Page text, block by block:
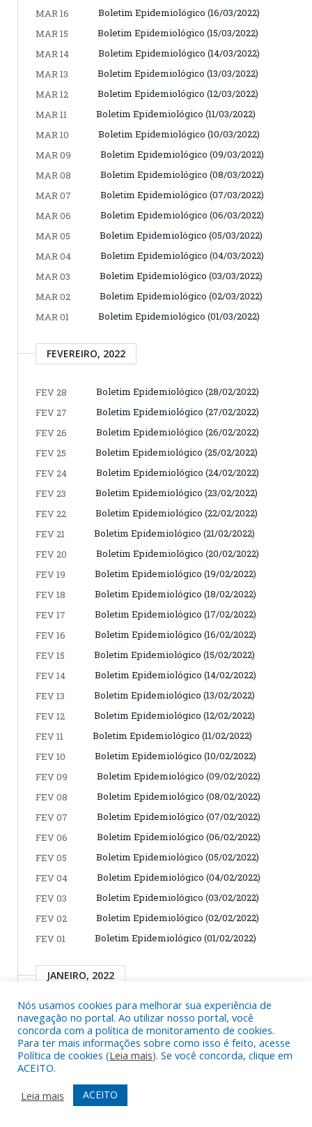
MAR 16
Boletim Epidemiológico (16/03/2022)
MAR 15
Boletim Epidemiológico (15/03/2022)
MAR 14
Boletim Epidemiológico (14/03/2022)
MAR 13
Boletim Epidemiológico (13/03/2022)
MAR 12
Boletim Epidemiológico (12/03/2022)
MAR 11
Boletim Epidemiológico (11/03/2022)
MAR 10
Boletim Epidemiológico (10/03/2022)
MAR 09
Boletim Epidemiológico (09/03/2022)
MAR 08
Boletim Epidemiológico (08/03/2022)
MAR 07
Boletim Epidemiológico (07/03/2022)
MAR 06
Boletim Epidemiológico (06/03/2022)
MAR 05
Boletim Epidemiológico (05/03/2022)
MAR 04
Boletim Epidemiológico (04/03/2022)
MAR 03
Boletim Epidemiológico (03/03/2022)
MAR 02
Boletim Epidemiológico (02/03/2022)
MAR 01
Boletim Epidemiológico (01/03/2022)
FEVEREIRO, 2022
FEV 28
Boletim Epidemiológico (28/02/2022)
FEV 27
Boletim Epidemiológico (27/02/2022)
FEV 26
Boletim Epidemiológico (26/02/2022)
FEV 25
Boletim Epidemiológico (25/02/2022)
FEV 24
Boletim Epidemiológico (24/02/2022)
FEV 23
Boletim Epidemiológico (23/02/2022)
FEV 22
Boletim Epidemiológico (22/02/2022)
FEV 21
Boletim Epidemiológico (21/02/2022)
FEV 20
Boletim Epidemiológico (20/02/2022)
FEV 19
Boletim Epidemiológico (19/02/2022)
FEV 18
Boletim Epidemiológico (18/02/2022)
FEV 17
Boletim Epidemiológico (17/02/2022)
FEV 16
Boletim Epidemiológico (16/02/2022)
FEV 15
Boletim Epidemiológico (15/02/2022)
FEV 14
Boletim Epidemiológico (14/02/2022)
FEV 13
Boletim Epidemiológico (13/02/2022)
FEV 12
Boletim Epidemiológico (12/02/2022)
FEV 11
Boletim Epidemiológico (11/02/2022)
FEV 10
Boletim Epidemiológico (10/02/2022)
FEV 09
Boletim Epidemiológico (09/02/2022)
FEV 08
Boletim Epidemiológico (08/02/2022)
FEV 07
Boletim Epidemiológico (07/02/2022)
FEV 06
Boletim Epidemiológico (06/02/2022)
FEV 05
Boletim Epidemiológico (05/02/2022)
FEV 04
Boletim Epidemiológico (04/02/2022)
FEV 03
Boletim Epidemiológico (03/02/2022)
FEV 02
Boletim Epidemiológico (02/02/2022)
FEV 01
Boletim Epidemiológico (01/02/2022)
JANEIRO, 2022
JAN 31
Boletim Epidemiológico (31/01/2022)
JAN 30
Boletim Epidemiológico (30/01/2022)
JAN 29
Boletim Epidemiológico (29/01/2022)
JAN 28
JAN 27
Boletim Epidemiológico (27/01/2022)
Nós usamos cookies para melhorar sua experiência de
navegação no portal. Ao utilizar nosso portal, você
concorda com a política de monitoramento de cookies.
Para ter mais informações sobre como isso é feito, acesse
Política de cookies (Leia mais). Se você concorda, clique em
ACEITO.
Leia mais
ACEITO